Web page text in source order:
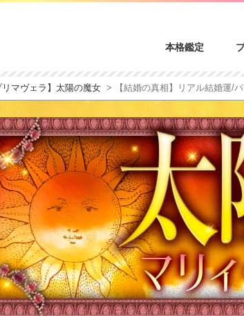
本格鑑定
リマヴェラ】太陽の魔女 > 【結婚の真相】リアル結婚運/